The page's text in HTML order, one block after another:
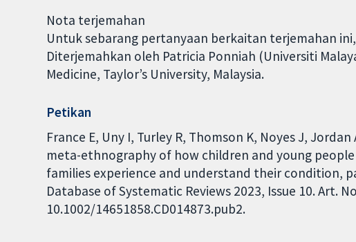
Nota terjemahan
Untuk sebarang pertanyaan berkaitan terjemahan
Diterjemahkan oleh Patricia Ponniah (Universiti
Medicine, Taylor’s University, Malaysia.
Petikan
France E, Uny I, Turley R, Thomson K, Noyes J,
meta-ethnography of how children and young
families experience and understand their condition,
Database of Systematic Reviews 2023, Issue 10. Art.
10.1002/14651858.CD014873.pub2.